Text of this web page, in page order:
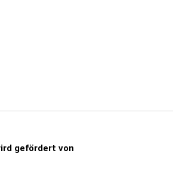
gefördert von